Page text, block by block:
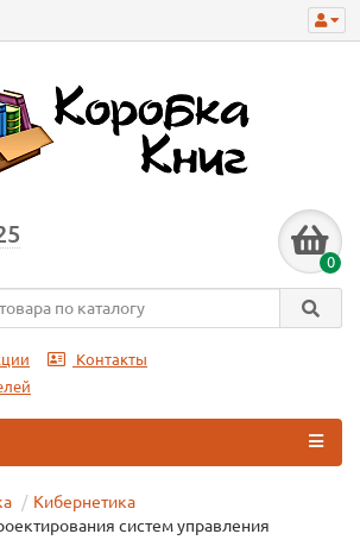
0
Контакты
Кибернетика
систем управления